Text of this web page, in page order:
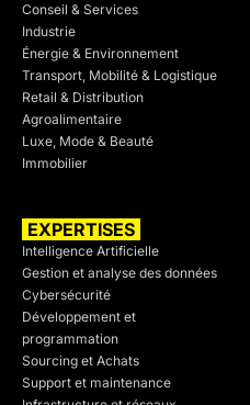
Conseil & Services
Industrie
Énergie & Environnement
Transport, Mobilité & Logistique
Retail & Distribution
Agroalimentaire
Luxe, Mode & Beauté
Immobilier
EXPERTISES
Intelligence Artificielle
Gestion et analyse des données
Cybersécurité
Développement et
programmation
Sourcing et Achats
Support et maintenance